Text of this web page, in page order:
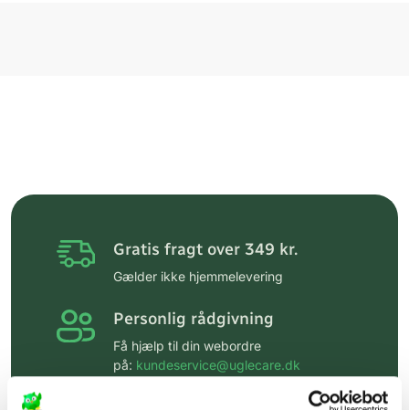
Gratis fragt over 349 kr.
Gælder ikke hjemmelevering
Personlig rådgivning
Få hjælp til din webordre
på: kundeservice@uglecare.dk